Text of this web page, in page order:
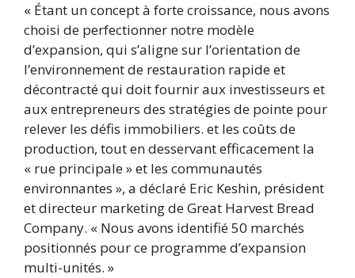
« Étant un concept à forte croissance, nous avons
choisi de perfectionner notre modèle
d’expansion, qui s’aligne sur l’orientation de
l’environnement de restauration rapide et
décontracté qui doit fournir aux investisseurs et
aux entrepreneurs des stratégies de pointe pour
relever les défis immobiliers. et les coûts de
production, tout en desservant efficacement la
« rue principale » et les communautés
environnantes », a déclaré Eric Keshin, président
et directeur marketing de Great Harvest Bread
Company. « Nous avons identifié 50 marchés
positionnés pour ce programme d’expansion
multi-unités. »